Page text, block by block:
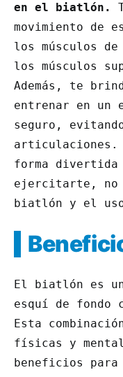
en el biatlón.
movimiento de
los músculos
los músculos
Además, te
entrenar en un
seguro,
articulaciones.
forma
ejercitarte, no
biatlón y el
El biatlón es
esquí de
Esta
físicas y
beneficios